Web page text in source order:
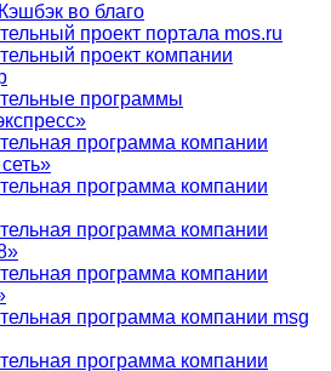
во благо
проект портала mos.ru
проект компании
программы
программа компании
программа компании
программа компании
программа компании
программа компании msg
программа компании